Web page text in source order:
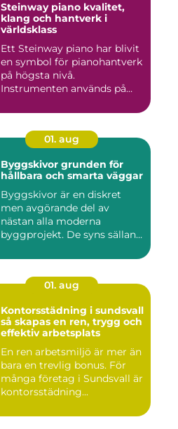
Steinway piano kvalitet,
klang och hantverk i
världsklass
Ett Steinway piano har blivit
en symbol för pianohantverk
på högsta nivå.
Instrumenten används på
01. aug
Byggskivor grunden för
hållbara och smarta väggar
Byggskivor är en diskret
men avgörande del av
nästan alla moderna
byggprojekt. De syns sällan
01. aug
Kontorsstädning i sundsvall
så skapas en ren, trygg och
effektiv arbetsplats
En ren arbetsmiljö är mer än
bara en trevlig bonus. För
många företag i Sundsvall är
kontorsstädning...